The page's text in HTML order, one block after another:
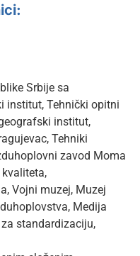
Srbije sa
institut, Tehnički opitni
institut,
Tehniki
zavod Moma
Vojni muzej, Muzej
Medija
za standardizaciju,